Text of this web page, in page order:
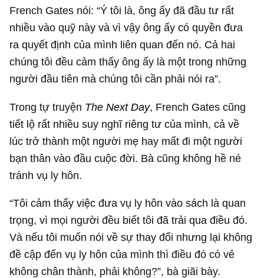
French Gates nói: “Ý tôi là, ông ấy đã đầu tư rất
nhiều vào quỹ này và vì vậy ông ấy có quyền đưa
ra quyết định của mình liên quan đến nó. Cả hai
chúng tôi đều cảm thấy ông ấy là một trong những
người đầu tiên mà chúng tôi cần phải nói ra”.
Trong tự truyện The Next Day, French Gates cũng
tiết lộ rất nhiều suy nghĩ riêng tư của mình, cả về
lúc trở thành một người mẹ hay mất đi một người
bạn thân vào đầu cuộc đời. Bà cũng không hề né
tránh vụ ly hôn.
“Tôi cảm thấy việc đưa vụ ly hôn vào sách là quan
trọng, vì mọi người đều biết tôi đã trải qua điều đó.
Và nếu tôi muốn nói về sự thay đổi nhưng lại không
đề cập đến vụ ly hôn của mình thì điều đó có vẻ
không chân thành, phải không?”, bà giãi bày.